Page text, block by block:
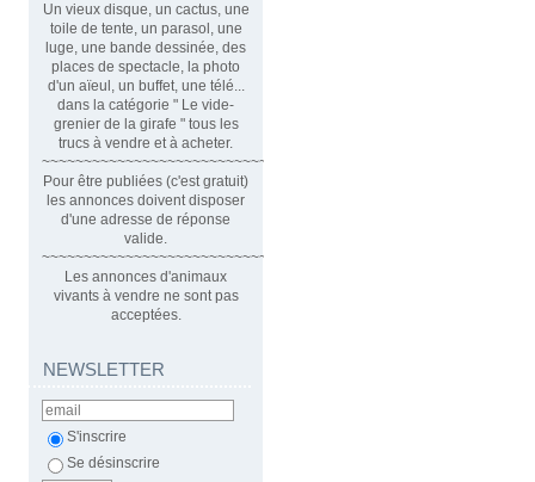
Un vieux disque, un cactus, une
toile de tente, un parasol, une
luge, une bande dessinée, des
places de spectacle, la photo
d'un aïeul, un buffet, une télé...
dans la catégorie " Le vide-
grenier de la girafe " tous les
trucs à vendre et à acheter.
~~~~~~~~~~~~~~~~~~~~~~~~~~~~~~
Pour être publiées (c'est gratuit)
les annonces doivent disposer
d'une adresse de réponse
valide.
~~~~~~~~~~~~~~~~~~~~~~~~~~~~~~~~
Les annonces d'animaux
vivants à vendre ne sont pas
acceptées.
NEWSLETTER
S'inscrire
Se désinscrire